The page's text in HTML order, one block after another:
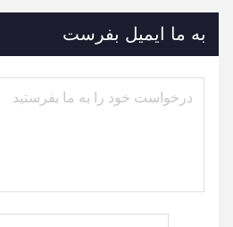
به ما ایمیل بفرست